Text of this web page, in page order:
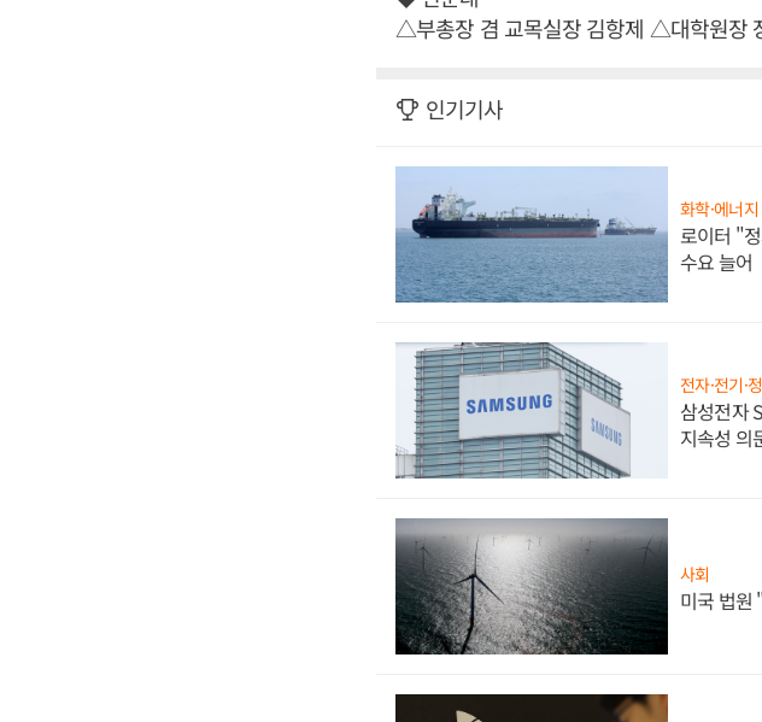
△부총장 겸 교목실장 김항제 △대학원장
인기기사
화학·에너지
로이터 "
수요 늘어
전자·전기·
삼성전자
지속성 의
사회
미국 법원